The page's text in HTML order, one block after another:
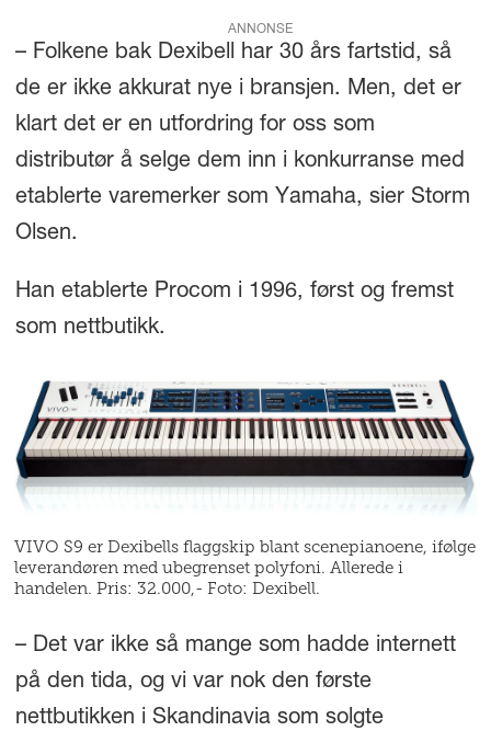
ANNONSE
– Folkene bak Dexibell har 30 års fartstid, så
de er ikke akkurat nye i bransjen. Men, det er
klart det er en utfordring for oss som
distributør å selge dem inn i konkurranse med
etablerte varemerker som Yamaha, sier Storm
Olsen.
Han etablerte Procom i 1996, først og fremst
som nettbutikk.
VIVO S9 er Dexibells flaggskip blant scenepianoene, ifølge
leverandøren med ubegrenset polyfoni. Allerede i
handelen. Pris: 32.000,- Foto: Dexibell.
– Det var ikke så mange som hadde internett
på den tida, og vi var nok den første
nettbutikken i Skandinavia som solgte